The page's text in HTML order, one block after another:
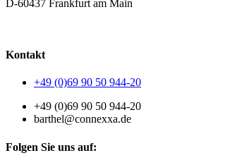
D-60437 Frankfurt am Main
Kontakt
+49 (0)69 90 50 944-20
+49 (0)69 90 50 944-20
barthel@connexxa.de
Folgen Sie uns auf: